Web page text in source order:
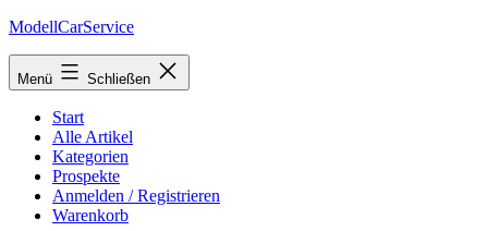
Zum
springen
ModellCarService
Menü Schließen
Start
Alle Artikel
Kategorien
Prospekte
Anmelden / Registrieren
Warenkorb